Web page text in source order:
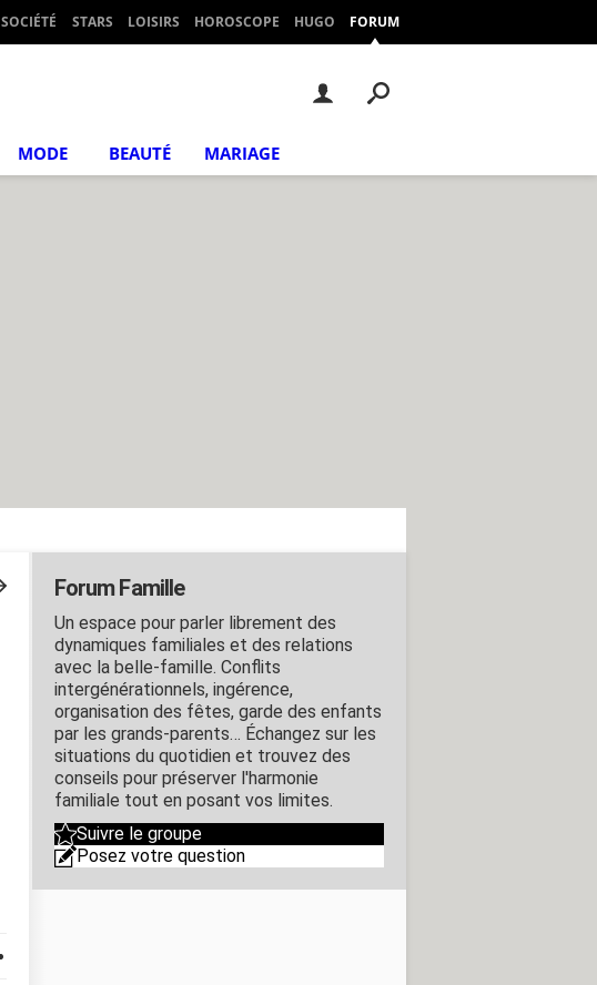
SOCIÉTÉ STARS LOISIRS HOROSCOPE HUGO FORUM
MODE BEAUTÉ MARIAGE
Forum Famille
Un espace pour parler librement des
dynamiques familiales et des relations
avec la belle-famille. Conflits
intergénérationnels, ingérence,
organisation des fêtes, garde des enfants
par les grands-parents… Échangez sur les
situations du quotidien et trouvez des
conseils pour préserver l'harmonie
familiale tout en posant vos limites.
Suivre le groupe
Posez votre question